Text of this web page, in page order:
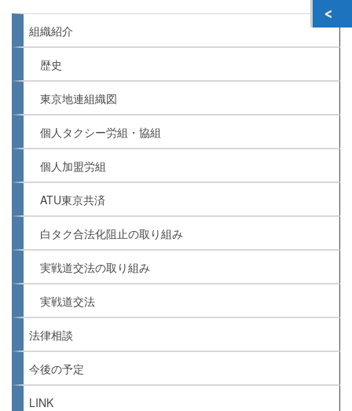
組織紹介
歴史
東京地連組織図
個人タクシー労組・協組
個人加盟労組
ATU東京共済
白タク合法化阻止の取り組み
実戦道交法の取り組み
実戦道交法
法律相談
今後の予定
LINK